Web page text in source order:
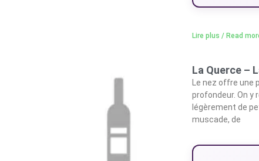
Lire plus / Read
La Querce –
Le nez offre une
profondeur. On y
légèrement de
muscade, de